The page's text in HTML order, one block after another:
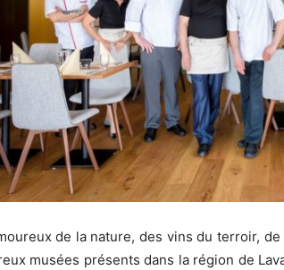
de la nature, des vins du terroir,
musées présents dans la région de